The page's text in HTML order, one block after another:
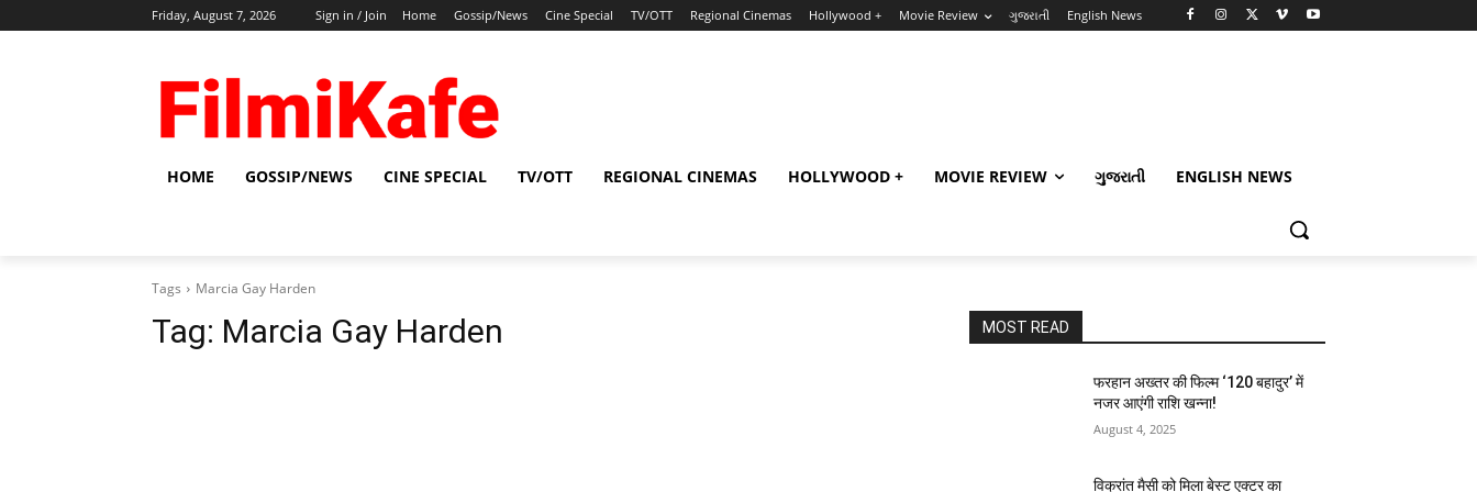
Friday, August 7, 2026 Sign in / Join Home Gossip/News Cine Special TV/OTT Regional Cinemas Hollywood + Movie Review ગુજરાતી English News
HOME GOSSIP/NEWS CINE SPECIAL TV/OTT REGIONAL CINEMAS HOLLYWOOD + MOVIE REVIEW ગુજરાતી ENGLISH NEWS
Tags Marcia Gay Harden
Tag: Marcia Gay Harden MOST READ
फरहान अख्तर की फिल्म ‘120 बहादुर’ में
नजर आएंगी राशि खन्ना!
August 4, 2025
विक्रांत मैसी को मिला बेस्ट एक्टर का